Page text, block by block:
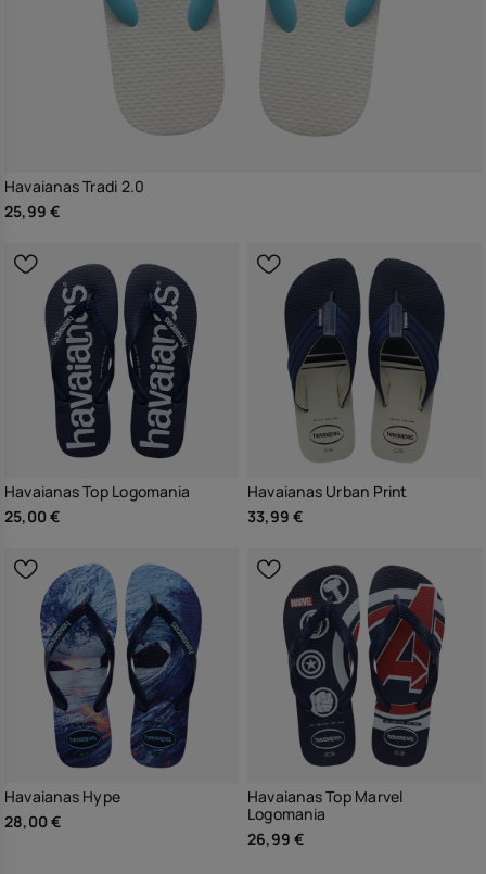
Havaianas Tradi 2.0
25,99 €
Havaianas Top Logomania
25,00 €
Havaianas Urban Print
33,99 €
Havaianas Hype
28,00 €
Havaianas Top Marvel
Logomania
26,99 €